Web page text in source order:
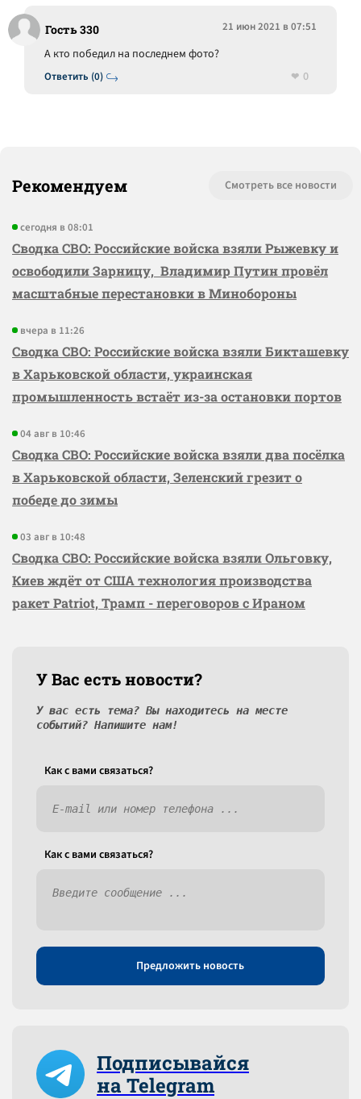
Гость 330 21 июн 2021 в 07:51
Ответить (0)
А кто победил на последнем фото?
0
Рекомендуем Смотреть все новости
сегодня в 08:01
Сводка СВО: Российские войска взяли Рыжевку и
освободили Зарницу, Владимир Путин провёл
масштабные перестановки в Минобороны
вчера в 11:26
Сводка СВО: Российские войска взяли Бикташевку
в Харьковской области, украинская
промышленность встаёт из-за остановки портов
04 авг в 10:46
Сводка СВО: Российские войска взяли два посёлка
в Харьковской области, Зеленский грезит о
победе до зимы
03 авг в 10:48
Сводка СВО: Российские войска взяли Ольговку,
Киев ждёт от США технология производства
ракет Patriot, Трамп - переговоров с Ираном
У Вас есть новости?
У вас есть тема? Вы находитесь на месте
событий? Напишите нам!
Как c вами связаться?
Как c вами связаться?
Предложить новость
Подписывайся
на Telegram